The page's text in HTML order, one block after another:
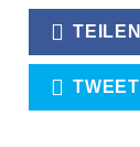
TEILEN
TWEET